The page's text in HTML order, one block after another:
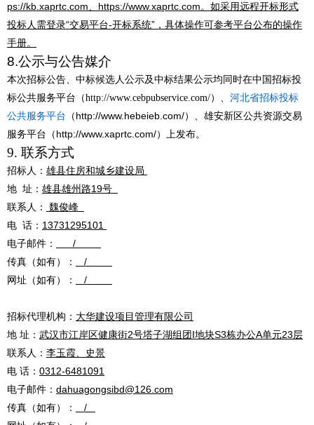
ps://kb.xaprtc.com、https://www.xaprtc.com。如采用远程开标形式
投标人需登录“交易平台-开标系统”，具体操作可参考平台公布的操作
手册。
8.公示与公告媒介
本次招标公告、中标候选人公示及中标结果公示均同时在中国招标投
标公共服务平台 （http://www.cebpubservice.com/） 、 河北省招标投标
公共服务平台 （ http://www.hebeieb.com/）、雄安新区公共资源交易
服务平台（ http://www.xaprtc.com/）上发布。
9. 联系方式
招标人： 雄县住房和城乡建设局
地 址： 雄县雄州路19号
联系人：
魏俊峰
电 话： 13731295101
电子邮件：
/
传真（如有）：
/
网址（如有）：
/
招标代理机构： 大华建设项目管理有限公司
地 址： 武汉市江岸区健康街2号塔子湖组团I地块S3栋办公A单元23层
联系人： 李玉霞
史景
电 话： 0312-6481091
电子邮件： dahuagongsibd@126.com
传真（如有）：
/